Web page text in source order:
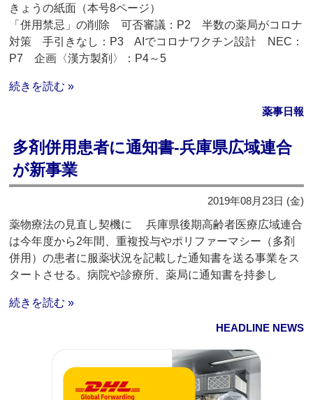
きょうの紙面（本号8ページ）
「併用禁忌」の削除 可否審議：P2 半数の薬局がコロナ
対策 手引きなし：P3 AIでコロナワクチン設計 NEC：
P7 企画〈漢方製剤〉：P4～5
続きを読む »
薬事日報
多剤併用患者に通知書‐兵庫県広域連合
が新事業
2019年08月23日 (金)
薬物療法の見直し契機に 兵庫県後期高齢者医療広域連合
は今年度から2年間、重複投与やポリファーマシー（多剤
併用）の患者に服薬状況を記載した通知書を送る事業をス
タートさせる。病院や診療所、薬局に通知書を持参し
続きを読む »
HEADLINE NEWS